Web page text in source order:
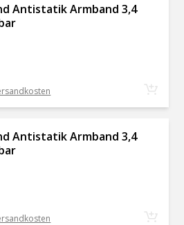
Antistatik Armband 3,4
Antistatik Armband 3,4